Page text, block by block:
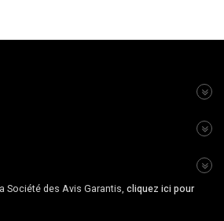
Société des Avis Garantis, cliquez ici pour